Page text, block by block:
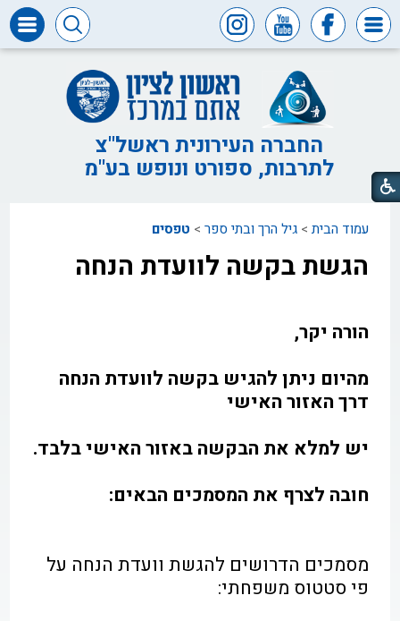
ומכרזים
חופש
המידע
דבר
ראש
דבר
צור
החברה העירונית ראשל"צ
לתרבות, ספורט ונופש בע"מ
עמוד הבית >גיל הרך ובתי ספר > טפסים
הגשת בקשה לוועדת הנחה
הורה יקר,
מהיום ניתן להגיש בקשה לוועדת הנחה
דרךהאזור האישי
יש למלא את הבקשה באזור האישי בלבד.
חובה לצרף את המסמכים הבאים:
מסמכים הדרושים להגשת וועדת הנחה על
פי סטטוס משפחתי: